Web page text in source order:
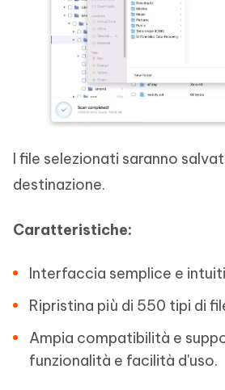
I file selezionati saranno
destinazione.
Caratteristiche:
Interfaccia semplice e
Ripristina più di 550 tipi di
Ampia compatibilità e
funzionalità e facilità d'uso.